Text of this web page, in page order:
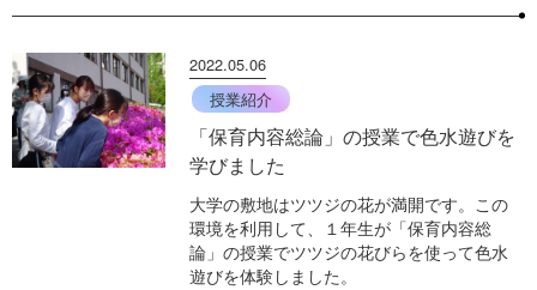
2022.05.06
授業紹介
「保育内容総論」の授業で色水遊びを
学びました
大学の敷地はツツジの花が満開です。この
環境を利用して、１年生が「保育内容総
論」の授業でツツジの花びらを使って色水
遊びを体験しました。